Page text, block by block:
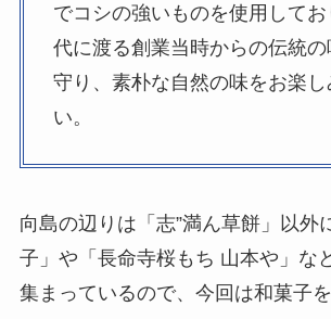
でコシの強いものを使用して
代に渡る創業当時からの伝統の
守り、素朴な自然の味をお楽し
い。
向島の辺りは「志”満ん草餅」以外
子」や「長命寺桜もち 山本や」な
集まっているので、今回は和菓子を